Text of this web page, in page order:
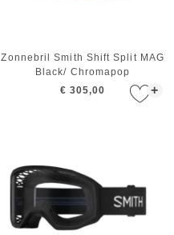
+
Zonnebril Smith Shift Split MAG
Black/ Chromapop
Photochromic Clear To Gray
€ 305,00